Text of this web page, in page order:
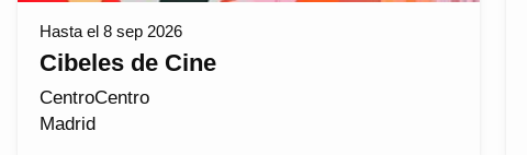
Hasta el 8 sep 2026
Cibeles de Cine
CentroCentro
Madrid